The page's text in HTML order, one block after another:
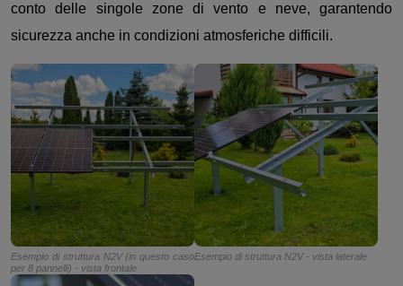
conto delle singole zone di vento e neve, garantendo
sicurezza anche in condizioni atmosferiche difficili.
Esempio di struttura N2V (in questo caso
per 8 pannelli) - vista frontale
Esempio di struttura N2V - vista laterale